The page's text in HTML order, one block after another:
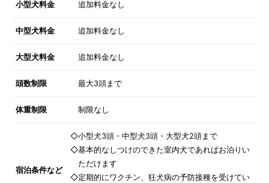
小型犬料金 追加料金なし
中型犬料金 追加料金なし
大型犬料金 追加料金なし
頭数制限 最大3頭まで
体重制限 制限なし
宿泊条件など
◇小型犬3頭・中型犬3頭・大型犬2頭まで
◇基本的なしつけのできた室内犬であればお泊りい
ただけます
◇定期的にワクチン、狂犬病の予防接種を受けてい